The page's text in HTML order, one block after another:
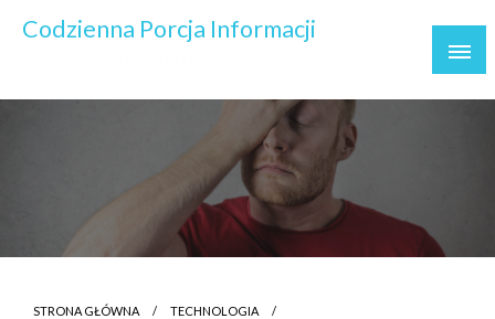
Codzienna Porcja Informacji
STRONA GŁÓWNA
TECHNOLOGIA